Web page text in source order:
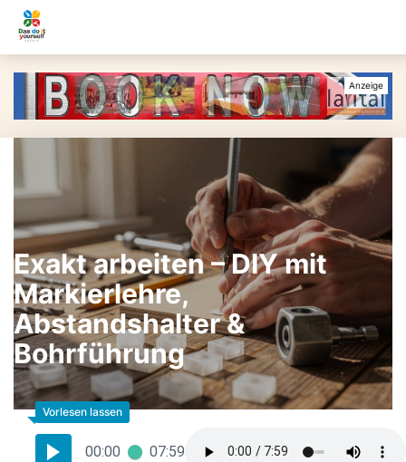
Exakt arbeiten – DIY mit
Markierlehre,
Abstandshalter &
Bohrführung
00:00 07:59